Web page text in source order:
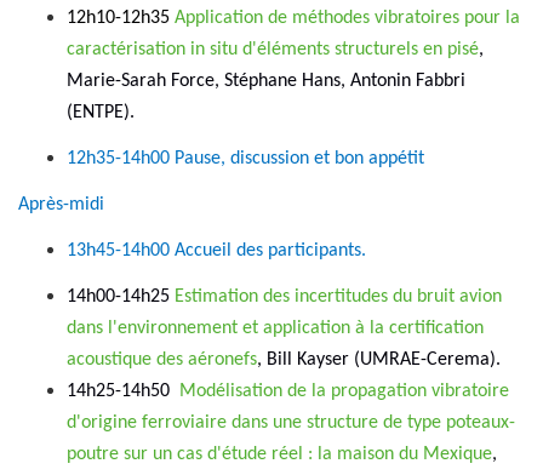
12h10-12h35 Application de méthodes vibratoires pour la
caractérisation in situ d'éléments structurels en pisé,
Marie-Sarah Force, Stéphane Hans, Antonin Fabbri
(ENTPE).
12h35-14h00 Pause, discussion et bon appétit
Après-midi
13h45-14h00 Accueil des participants.
14h00-14h25 Estimation des incertitudes du bruit avion
dans l'environnement et application à la certification
acoustique des aéronefs, Bill Kayser (UMRAE-Cerema).
14h25-14h50
Modélisation de la propagation vibratoire
d'origine ferroviaire dans une structure de type poteaux-
poutre sur un cas d'étude réel : la maison du Mexique,